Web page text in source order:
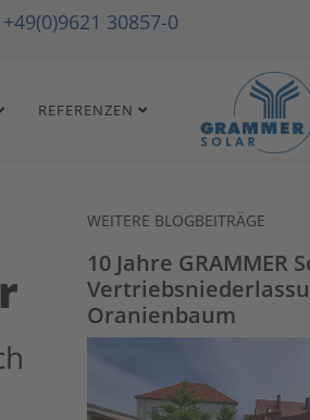
+49(0)9621 30857-0
REFERENZEN
WEITERE BLOGBEITRÄGE
10 Jahre GRAMMER
Oranienbaum